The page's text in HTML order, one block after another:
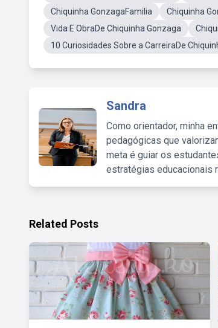
Chiquinha GonzagaFamilia
Chiquinha
Vida E ObraDe Chiquinha Gonzaga
10 Curiosidades Sobre a CarreiraDe
Sandra
Como orientador, minha
pedagógicas que
meta é guiar os
estratégias educacionais
Related Posts